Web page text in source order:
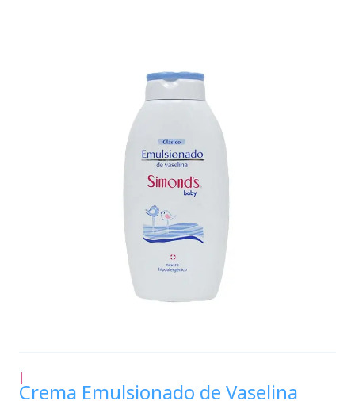
|
Crema Emulsionado de Vaselina